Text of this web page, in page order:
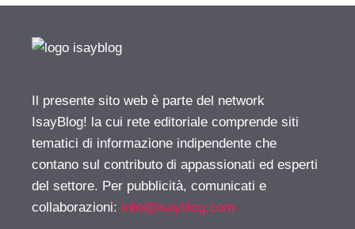
Il presente sito web è parte del network
IsayBlog! la cui rete editoriale comprende siti
tematici di informazione indipendente che
contano sul contributo di appassionati ed esperti
del settore. Per pubblicità, comunicati e
collaborazioni: info@isayblog.com